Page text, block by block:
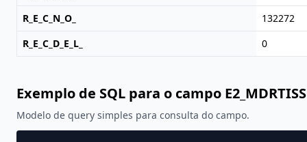
R_E_C_N_O_
132272
R_E_C_D_E_L_
0
Exemplo de SQL para o campo E2_MDRTISS
Modelo de query simples para consulta do campo.